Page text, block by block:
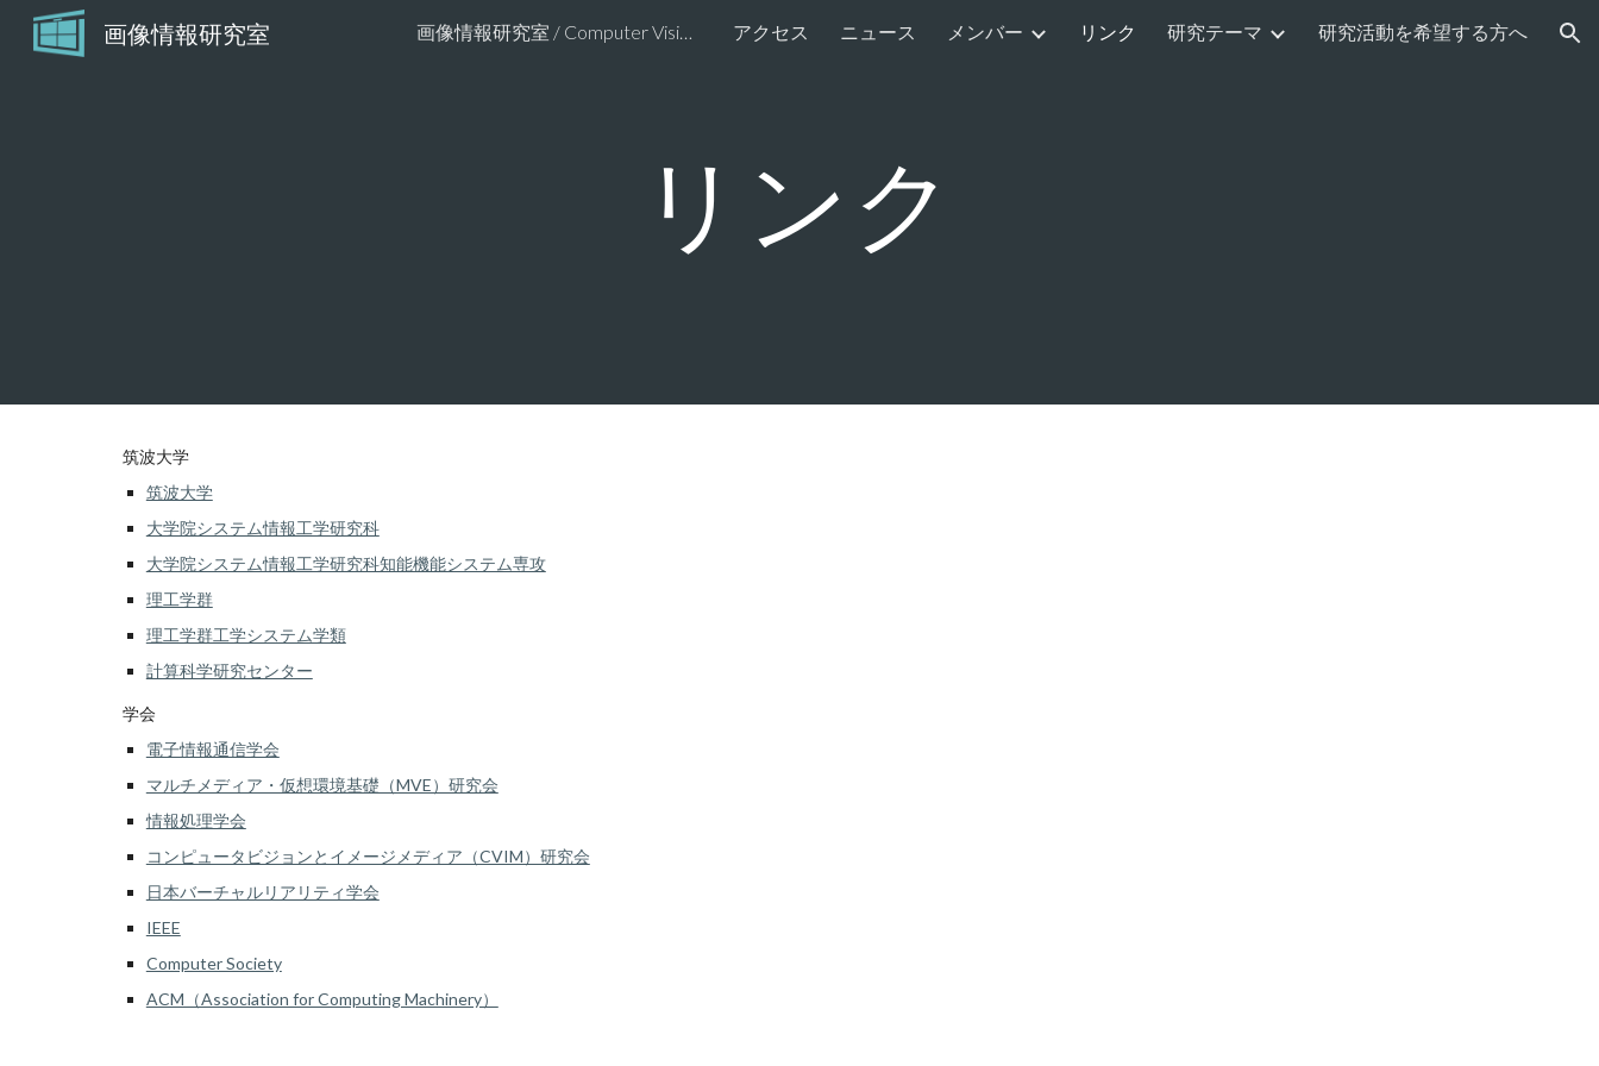
Skip to main content Skip to navigation
画像情報研究室 画像情報研究室 / Computer Vision and Image Media Lab. アクセス ニュース メンバー リンク 研究テーマ 研究活動を希望する方へ
リンク
筑波大学
筑波大学
大学院システム情報工学研究科
大学院システム情報工学研究科知能機能システム専攻
理工学群
理工学群工学システム学類
計算科学研究センター
学会
電子情報通信学会
マルチメディア・仮想環境基礎（MVE）研究会
情報処理学会
コンピュータビジョンとイメージメディア（CVIM）研究会
日本バーチャルリアリティ学会
IEEE
Computer Society
ACM（Association for Computing Machinery）